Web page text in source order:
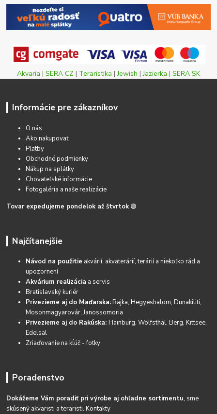
Akvaria | SERA CZ | Teraristika |Jewish |Jazierka | SERA SK
Informácie pre zákazníkov
O nás
Ako nakupovať
Platby
Obchodné podmienky
Nákup na splátky
Chovateľské informácie
Fotogaléria a naše realizácie
Tovar expedujeme pondelok až štvrtok 🟢
Najčítanejšie
Návod na použitie akvárií, akvaterárií, terárií a niekoľko rád a
upozornení
Akvárium realizácia a servis
Bratislavský kuriér
Privezieme aj do Maďarska:Rajka, Hegyeshalom, Dunakiliti,
Mosonmagyarovár, Janossomoria
Privezieme aj do Rakúska:Hainburg, Wolfsthal, Berg, Kittsee,
Edelsal
Zriaďovanie na kĺúč - fotky
Poradenstvo
Dokážeme Vám poradiť pri výrobe aj ohľadne sortimentu, sme
skúsený akvaristi a teraristi.Kontakty